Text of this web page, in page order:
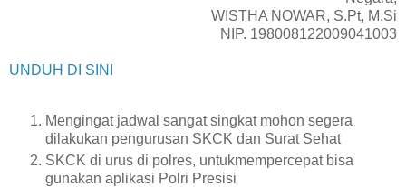
WISTHA NOWAR, S.Pt, M.Si
NIP. 198008122009041003
UNDUH DI SINI
Mengingat jadwal sangat singkat mohon segera
dilakukan pengurusan SKCK dan Surat Sehat
SKCK di urus di polres, untukmempercepat bisa
gunakan aplikasi Polri Presisi